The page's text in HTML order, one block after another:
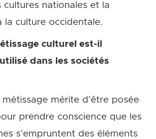
cultures nationales et la
la culture occidentale.
culturel est-il
dans les sociétés
mérite d’être posée
prendre conscience que les
s’empruntent des éléments